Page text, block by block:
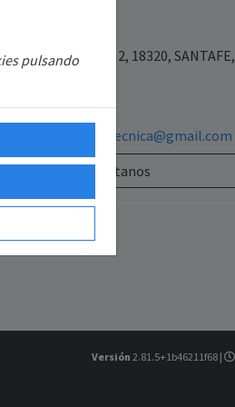
las flores 3 bajo 2, 18320, SANTAFE,
Contáctanos
Versión 2.81.5+1b46211f68 |
pulsando